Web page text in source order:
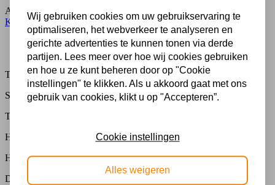
Artikelnummer: yt19 Categorie: Glas in lood lampenkap
Kappen
Klein tot Ø35cm,Lampenkappen
Beschrijving
Extra informatie
Tiffany kap Ø 25cm Malta
Specificaties
Tiffany kap
Handgemaakt van echt glas.
Hoog: 16 cm.
Doorsnede: 25 cm.
Wij gebruiken cookies om uw gebruikservaring te
optimaliseren, het webverkeer te analyseren en
gerichte advertenties te kunnen tonen via derde
partijen. Lees meer over hoe wij cookies gebruiken
en hoe u ze kunt beheren door op "Cookie
instellingen" te klikken. Als u akkoord gaat met ons
gebruik van cookies, klikt u op "Accepteren”.
Cookie instellingen
Alles weigeren